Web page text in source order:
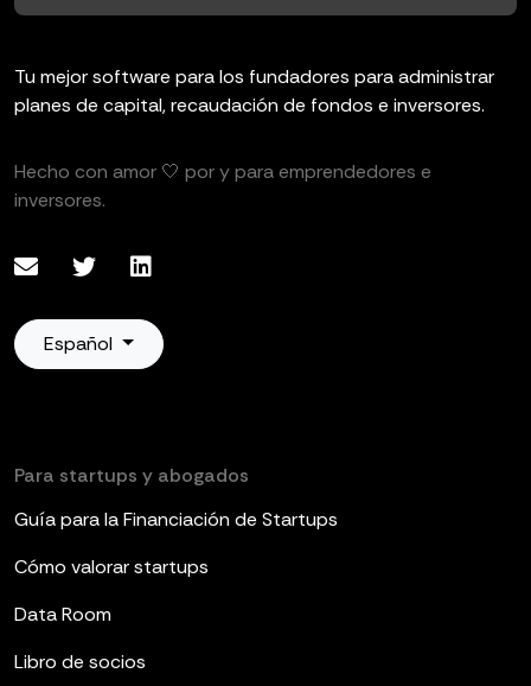
Tu mejor software para los fundadores para administrar
planes de capital, recaudación de fondos e inversores.
Hecho con amor 🤍 por y para emprendedores e
inversores.
Español
Para startups y abogados
Guía para la Financiación de Startups
Cómo valorar startups
Data Room
Libro de socios